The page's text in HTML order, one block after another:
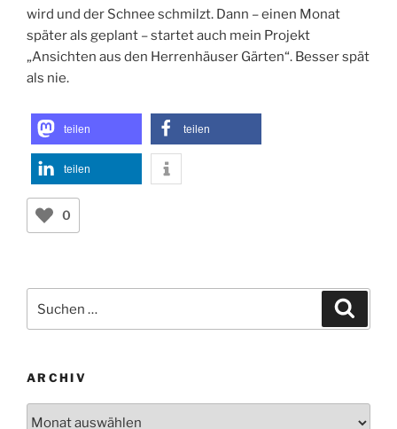
wird und der Schnee schmilzt. Dann – einen Monat
später als geplant – startet auch mein Projekt
„Ansichten aus den Herrenhäuser Gärten“. Besser spät
als nie.
teilen teilen
teilen
0
nach:
ARCHIV